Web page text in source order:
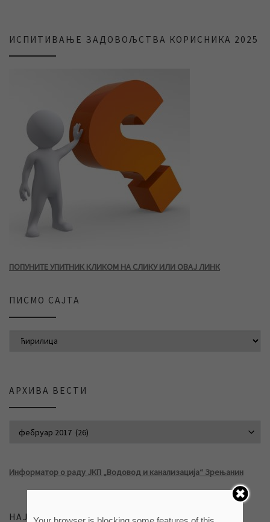
ИСПИТИВАЊЕ ЗАДОВОЉСТВА КОРИСНИКА 2025
ПОПУНИТЕ УПИТНИК КЛИКОМ НА СЛИКУ ИЛИ ОВАЈ ЛИНК
ПИСМО САЈТА
АРХИВА ВЕСТИ
Информатор о раду ЈКП „Водовод и канализација“ Зрењанин
НАЈНОВИЈЕ ВЕСТИ